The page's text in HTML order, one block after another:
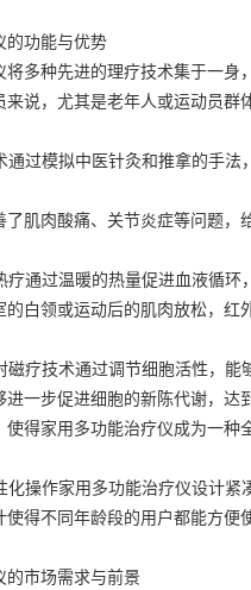
的功能与优势
将多种先进的理疗技术集于一身
来说，尤其是老年人或运动员群
通过模拟中医针灸和推拿的手
肌肉酸痛、关节炎症等问题，
疗通过温暖的热量促进血液循环
的白领或运动后的肌肉放松，红
磁疗技术通过调节细胞活性，能
进一步促进细胞的新陈代谢，达
得家用多功能治疗仪成为一种
化操作家用多功能治疗仪设计紧
得不同年龄段的用户都能方便
的市场需求与前景